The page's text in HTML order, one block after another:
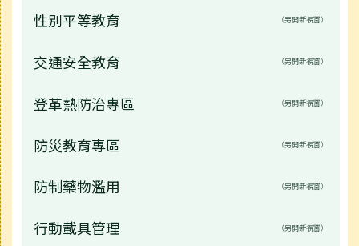
性別平等教育 （另開新視窗）
交通安全教育 （另開新視窗）
登革熱防治專區 （另開新視窗）
防災教育專區 （另開新視窗）
防制藥物濫用 （另開新視窗）
行動載具管理 （另開新視窗）